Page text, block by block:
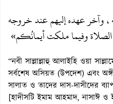
وآخر عهده إليهم عند خروجه
الصلاة وفيما ملكت أيمانُكم»
“নবী সাল্লাল্লাহু আলাইহি ওয়া
সর্বশেষ অসিয়ত (উপদেশ) এবং
সালাত ও তাদের দাস-দাসীদের
[হাদীসটি ইমাম আহমাদ, নাসাঈ ও